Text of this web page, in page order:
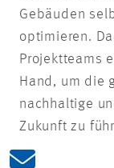
Gebäuden
optimieren.
Projektteams
Hand, um die
nachhaltige
Zukunft zu